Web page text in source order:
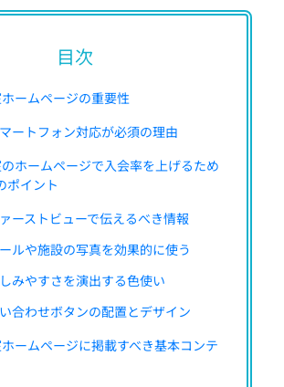
目次
ームページの重要性
ートフォン対応が必須の理由
ホームページで入会率を上げるため
ポイント
ーストビューで伝えるべき情報
ルや施設の写真を効果的に使う
みやすさを演出する色使い
合わせボタンの配置とデザイン
ームページに掲載すべき基本コンテ